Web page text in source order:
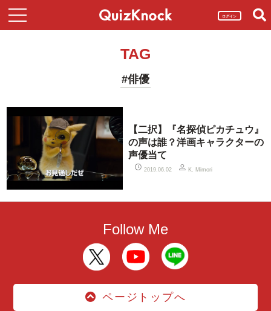
ログイン
TAG
#俳優
【二択】『名探偵ピカチュウ』
の声は誰？洋画キャラクターの
声優当て
2019.06.02 K. Mimori
Follow Me
ページトップへ